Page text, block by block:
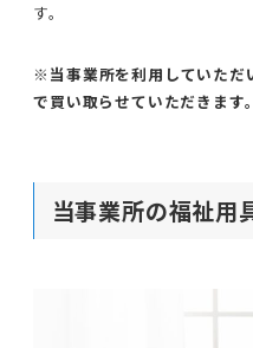
す。
※ 当事業所を利用していた
で買い取らせていただきます。
当事業所の福祉用